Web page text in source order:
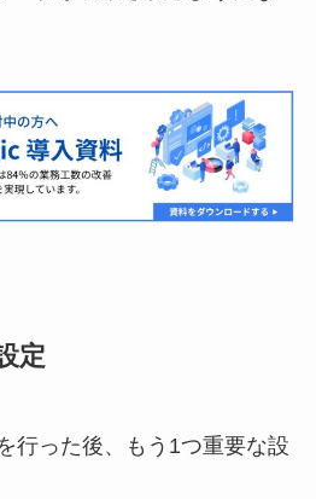
定
行った後、もう1つ重要な設